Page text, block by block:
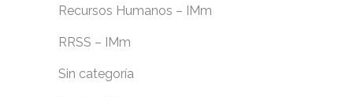
Recursos Humanos – IMm
RRSS – IMm
Sin categoría